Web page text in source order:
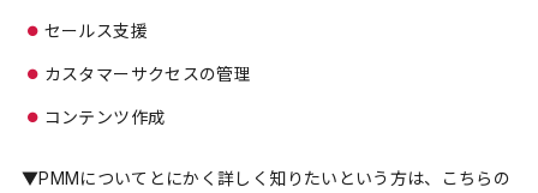
セールス支援
カスタマーサクセスの管理
コンテンツ作成
▼PMMについてとにかく詳しく知りたいという方は、こちらの